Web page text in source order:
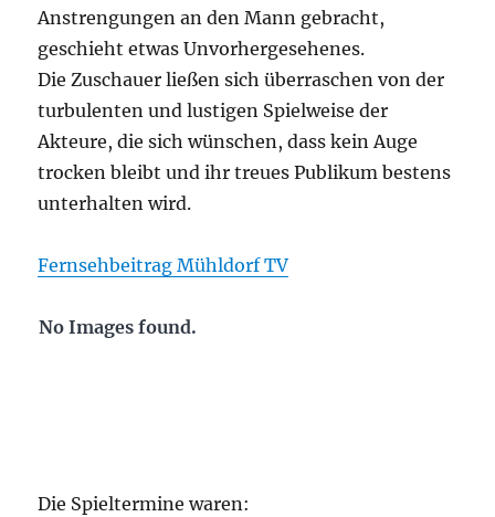
Anstrengungen an den Mann gebracht,
geschieht etwas Unvorhergesehenes.
Die Zuschauer ließen sich überraschen von der
turbulenten und lustigen Spielweise der
Akteure, die sich wünschen, dass kein Auge
trocken bleibt und ihr treues Publikum bestens
unterhalten wird.
Fernsehbeitrag Mühldorf TV
No Images found.
Die Spieltermine waren: